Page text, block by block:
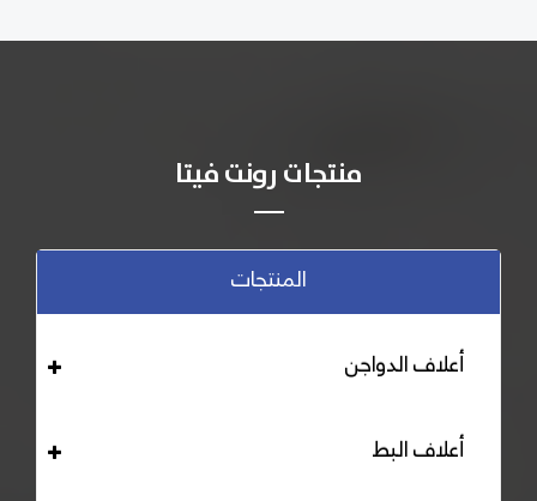
منتجات رونت فيتا
المنتجات
أعلاف الدواجن
أعلاف البط